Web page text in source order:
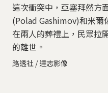
這次衝突中，亞塞拜然方
(Polad Gashimov)和米爾
在兩人的葬禮上，民眾拉
的離世。
路透社 / 達志影像